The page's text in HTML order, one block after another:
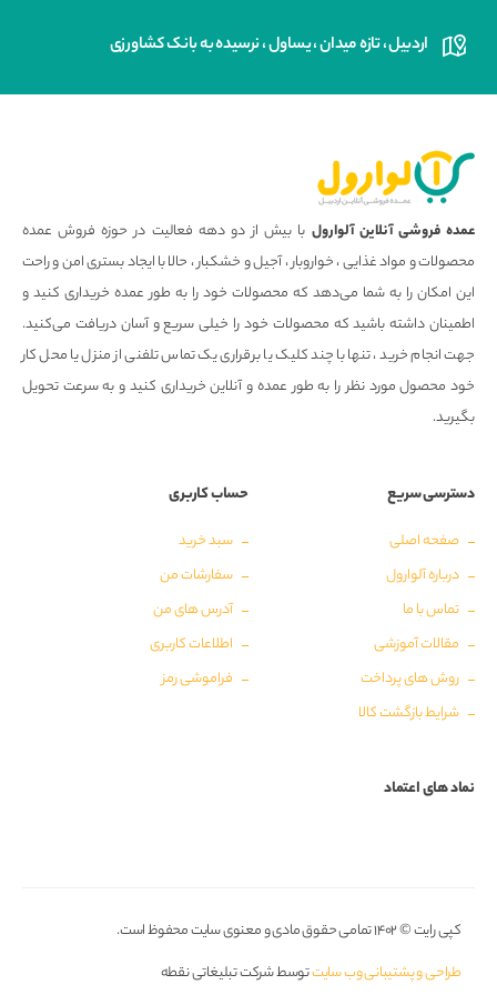
اردبیل ، تازه میدان ، یساول ، نرسیده به بانک کشاورزی
عمده فروشی آنلاین آلوارول با بیش از دو دهه فعالیت در حوزه فروش عمده
محصولات و مواد غذایی ، خواروبار ، آجیل و خشکبار ، حالا با ایجاد بستری امن و راحت
این امکان را به شما می‌دهد که محصولات خود را به طور عمده خریداری کنید و
اطمینان داشته باشید که محصولات خود را خیلی سریع و آسان دریافت می‌کنید.
جهت انجام خرید ، تنها با چند کلیک یا برقراری یک تماس تلفنی از منزل یا محل کار
خود محصول مورد نظر را به طور عمده و آنلاین خریداری کنید و به سرعت تحویل
بگیرید.
دسترسی سریع
صفحه اصلی
درباره آلوارول
تماس با ما
مقالات آموزشی
روش های پرداخت
شرایط بازگشت کالا
حساب کاربری
سبد خرید
سفارشات من
آدرس های من
اطلاعات کاربری
فراموشی رمز
نماد های اعتماد
کپی رایت © ۱۴۰۲ تمامی حقوق مادی و معنوی سایت محفوظ است.
طراحی و پشتیبانی وب سایتتوسط شرکت تبلیغاتی نقطه